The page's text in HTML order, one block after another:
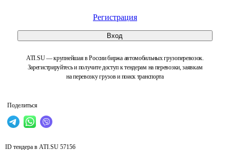
Регистрация
Вход
ATI.SU — крупнейшая в России биржа автомобильных грузоперевозок.
Зарегистрируйтесь и получите доступ к тендерам на перевозки, заявкам
на перевозку грузов и поиск транспорта
Поделиться
ID тендера в ATI.SU 57156